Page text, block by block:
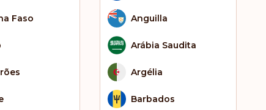
Faso Anguilla
Arábia Saudita
Argélia
Barbados